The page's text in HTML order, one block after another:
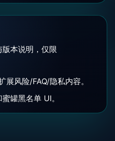
本说明，仅限
展风险/FAQ/隐私内容。
罐黑名单 UI。